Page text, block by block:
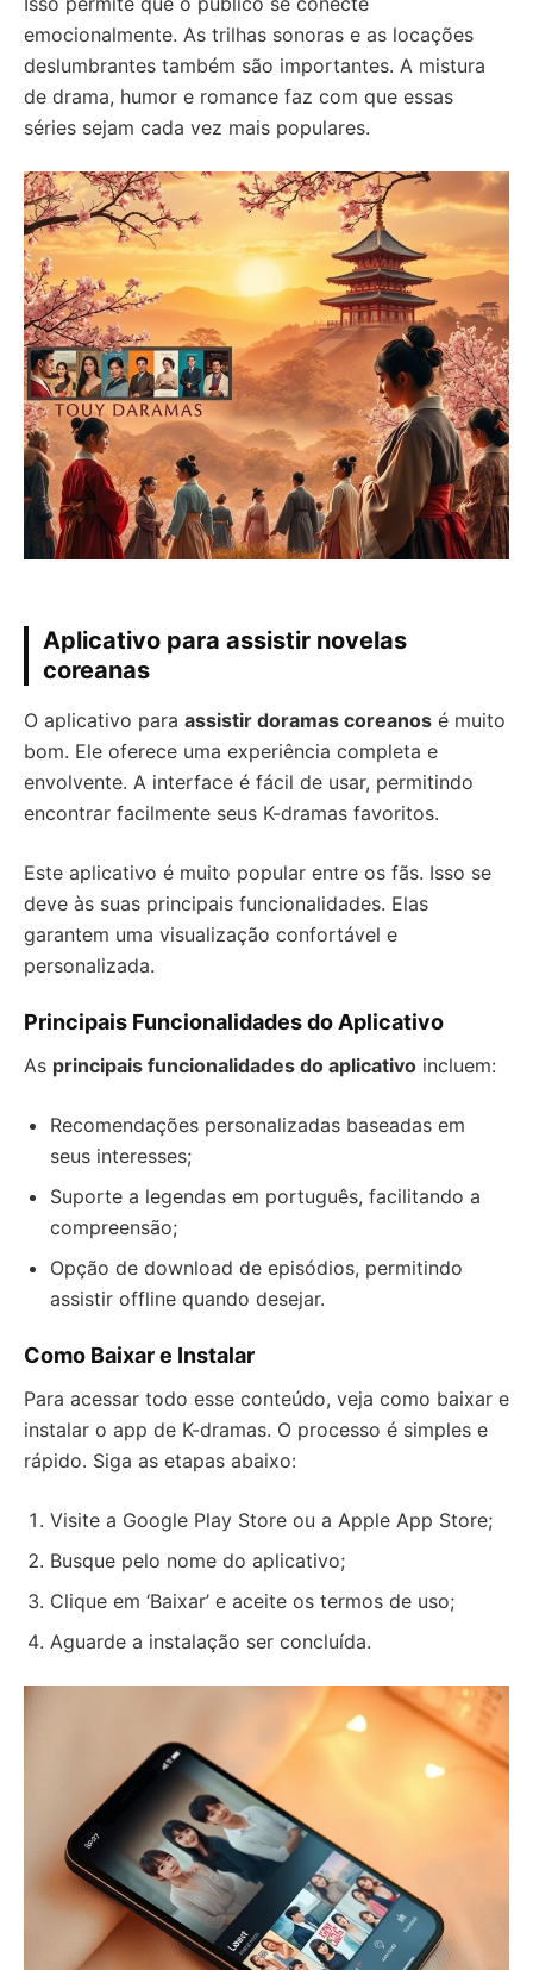
emocionalmente. As trilhas sonoras e as locações
deslumbrantes também são importantes. A mistura
de drama, humor e romance faz com que essas
séries sejam cada vez mais populares.
Aplicativo para assistir novelas
coreanas
O aplicativo para assistir doramas coreanos é muito
bom. Ele oferece uma experiência completa e
envolvente. A interface é fácil de usar, permitindo
encontrar facilmente seus K-dramas favoritos.
Este aplicativo é muito popular entre os fãs. Isso se
deve às suas principais funcionalidades. Elas
garantem uma visualização confortável e
personalizada.
Principais Funcionalidades do Aplicativo
As principais funcionalidades do aplicativo incluem:
Recomendações personalizadas baseadas em
seus interesses;
Suporte a legendas em português, facilitando a
compreensão;
Opção de download de episódios, permitindo
assistir offline quando desejar.
Como Baixar e Instalar
Para acessar todo esse conteúdo, veja como baixar e
instalar o app de K-dramas. O processo é simples e
rápido. Siga as etapas abaixo:
Visite a Google Play Store ou a Apple App Store;
Busque pelo nome do aplicativo;
Clique em ‘Baixar’ e aceite os termos de uso;
Aguarde a instalação ser concluída.